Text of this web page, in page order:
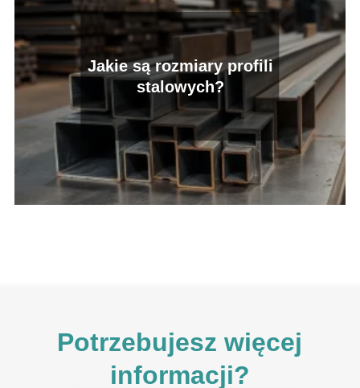
Jakie są rozmiary profili
stalowych?
Potrzebujesz więcej
informacji?